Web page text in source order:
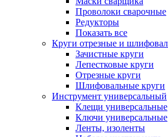
Проволоки сварочные
Редукторы
Показать все
Круги отрезные и
Зачистные круги
Лепестковые круги
Отрезные круги
Шлифовальные круги
Инструмент универсальный
Клещи универсальные
Ключи универсальные
Ленты, изоленты